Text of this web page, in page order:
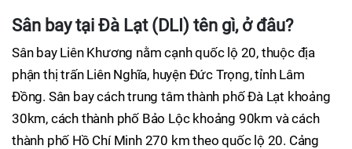
Sân bay tại Đà Lạt (DLI) tên gì, ở đâu?
Sân bay Liên Khương nằm cạnh quốc lộ 20, thuộc địa
phận thị trấn Liên Nghĩa, huyện Đức Trọng, tỉnh Lâm
Đồng. Sân bay cách trung tâm thành phố Đà Lạt khoảng
30km, cách thành phố Bảo Lộc khoảng 90km và cách
thành phố Hồ Chí Minh 270 km theo quốc lộ 20. Cảng